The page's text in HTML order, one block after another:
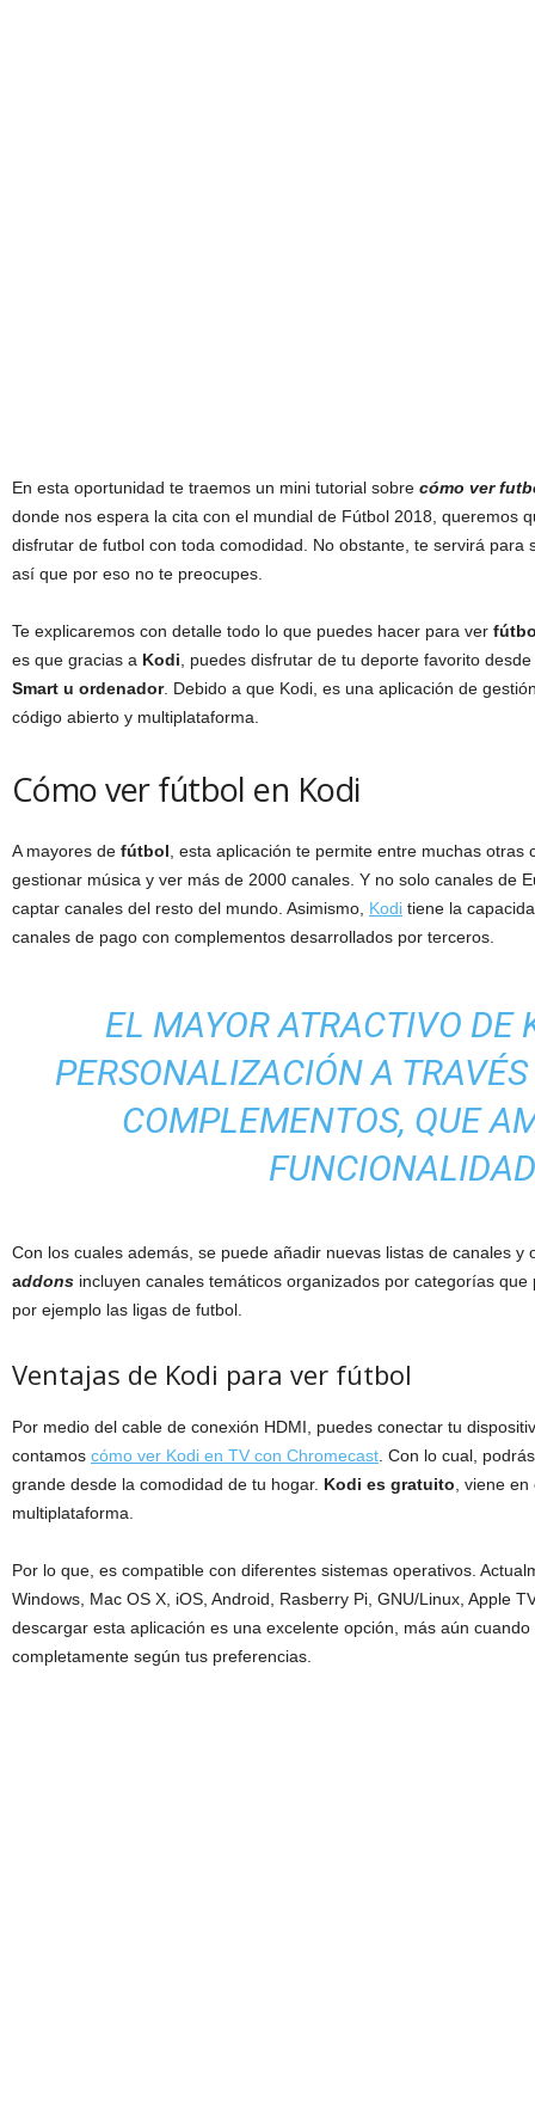
En esta oportunidad te traemos un mini tutorial sobre cómo ver
donde nos espera la cita con el mundial de Fútbol 2018, queremos
disfrutar de futbol con toda comodidad. No obstante, te servirá para
así que por eso no te preocupes.
Te explicaremos con detalle todo lo que puedes hacer para ver
es que gracias a Kodi , puedes disfrutar de tu deporte favorito
Smart u ordenador. Debido a que Kodi, es una aplicación de
código abierto y multiplataforma.
Cómo ver fútbol en Kodi
A mayores de fútbol , esta aplicación te permite entre muchas
gestionar música y ver más de 2000 canales. Y no solo canales de
captar canales del resto del mundo. Asimismo, Kodi tiene la
canales de pago con complementos desarrollados por terceros.
EL MAYOR ATRACTIVO DE
PERSONALIZACIÓN A
COMPLEMENTOS, QUE
Con los cuales además, se puede añadir nuevas listas de canales y
addons incluyen canales temáticos organizados por categorías
por ejemplo las ligas de futbol.
Ventajas de Kodi para ver fútbol
Por medio del cable de conexión HDMI, puedes conectar tu
contamos cómo ver Kodi en TV con Chromecast . Con lo cual,
grande desde la comodidad de tu hogar. Kodi es gratuito , viene
multiplataforma.
Por lo que, es compatible con diferentes sistemas operativos.
Windows, Mac OS X, iOS, Android, Rasberry Pi, GNU/Linux, Apple
descargar esta aplicación es una excelente opción, más aún
completamente según tus preferencias.